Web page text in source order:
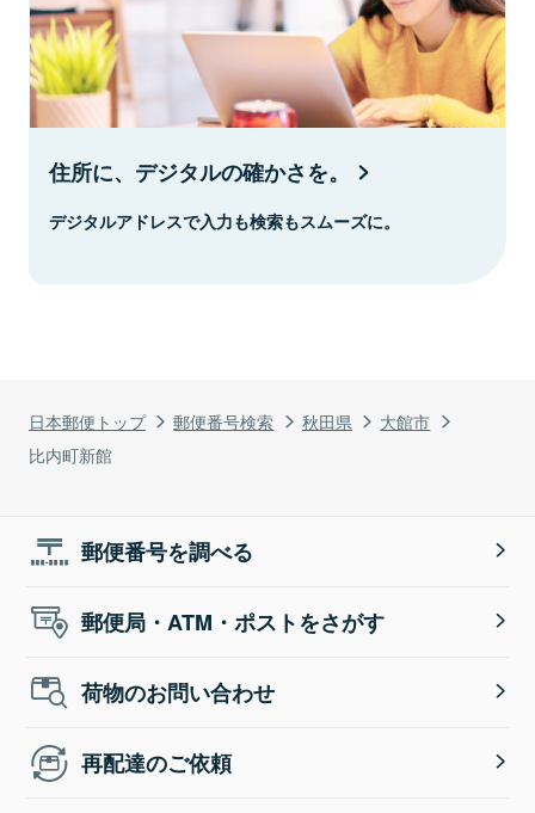
日本郵便トップ 郵便番号検索 秋田県
大館市
比内町新館
住所に、デジタルの確かさを。
デジタルアドレスで入力も検索もスムーズに。
郵便番号を調べる
郵便局・ATM・ポストをさがす
荷物のお問い合わせ
再配達のご依頼